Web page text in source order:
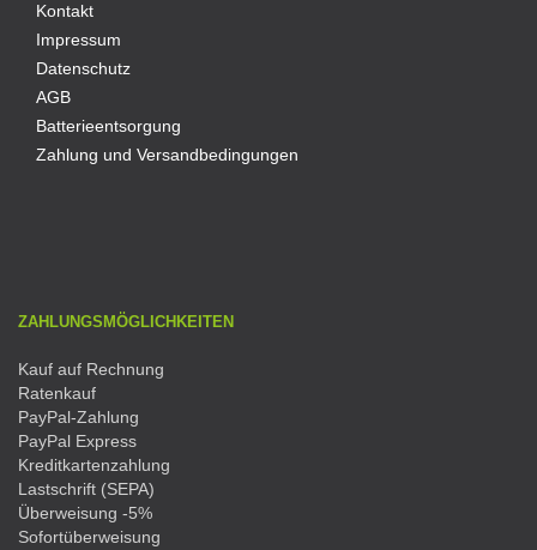
Kontakt
Impressum
Datenschutz
AGB
Batterieentsorgung
Zahlung und Versandbedingungen
ZAHLUNGSMÖGLICHKEITEN
Kauf auf Rechnung
Ratenkauf
PayPal-Zahlung
PayPal Express
Kreditkartenzahlung
Lastschrift (SEPA)
Überweisung -5%
Sofortüberweisung